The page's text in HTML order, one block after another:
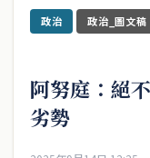
政治 政治_圖文稿
阿努庭：絕
劣勢